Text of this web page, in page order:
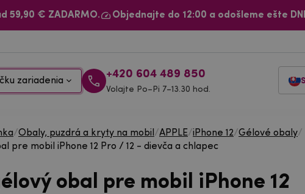
59,90 € ZADARMO. Objednajte do 12:00 a odošleme ešte
zariadenia
+420 604 489 850
Volajte Po–Pi 7–13.30 hod.
/Obaly, puzdrá a kryty na mobil /APPLE/iPhone 12/Gélové obaly/
pre mobil iPhone 12 Pro / 12 - dievča a chlapec
obal pre mobil iPhone 12